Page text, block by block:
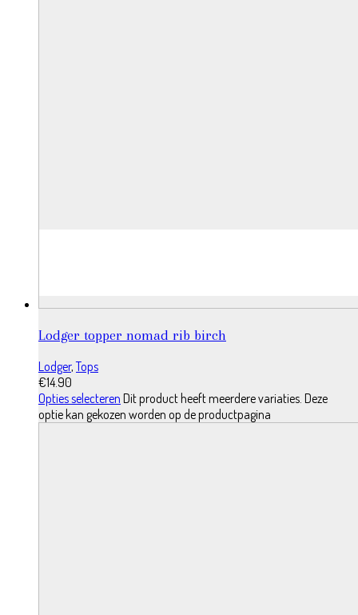
Lodger topper nomad rib birch
Lodger,Tops
€14.90
Opties selecteren Dit product heeft meerdere variaties. Deze
optie kan gekozen worden op de productpagina